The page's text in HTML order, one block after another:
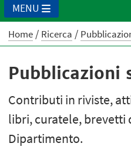
MENU
Home Ricerca
Pubblicazioni
Contributi in riviste,
libri, curatele, brevetti
Dipartimento.